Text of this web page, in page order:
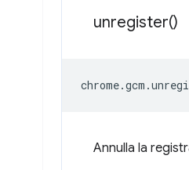
unregister()
chrome.gcm .
Annulla la